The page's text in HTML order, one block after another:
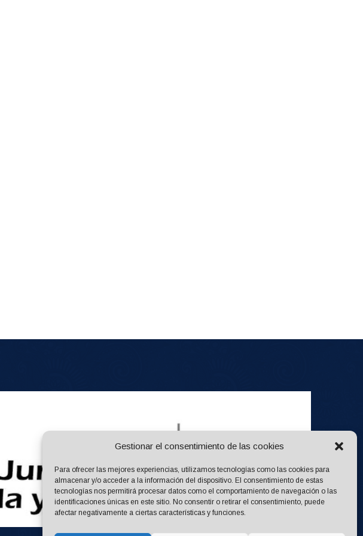
Gestionar el consentimiento de las cookies
Para ofrecer las mejores experiencias, utilizamos tecnologías como las cookies para
almacenar y/o acceder a la información del dispositivo. El consentimiento de estas
tecnologías nos permitirá procesar datos como el comportamiento de navegación o las
identificaciones únicas en este sitio. No consentir o retirar el consentimiento, puede
afectar negativamente a ciertas características y funciones.